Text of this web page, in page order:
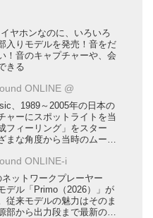
ヤホンなのに、いろいろ
入りモデルを発売！音をだ
！音のキャプチャーや、会
きる
ONLINE @
、1989～2005年の日本の
ャーにスポットライトを当
フィーリング」をスター
まな角度から当時のムーブ
ONLINE-i
ネットワークプレーヤー
デル「Primo（2026）」が
従来モデルの魅力はそのま
部から出力段まで最新の設